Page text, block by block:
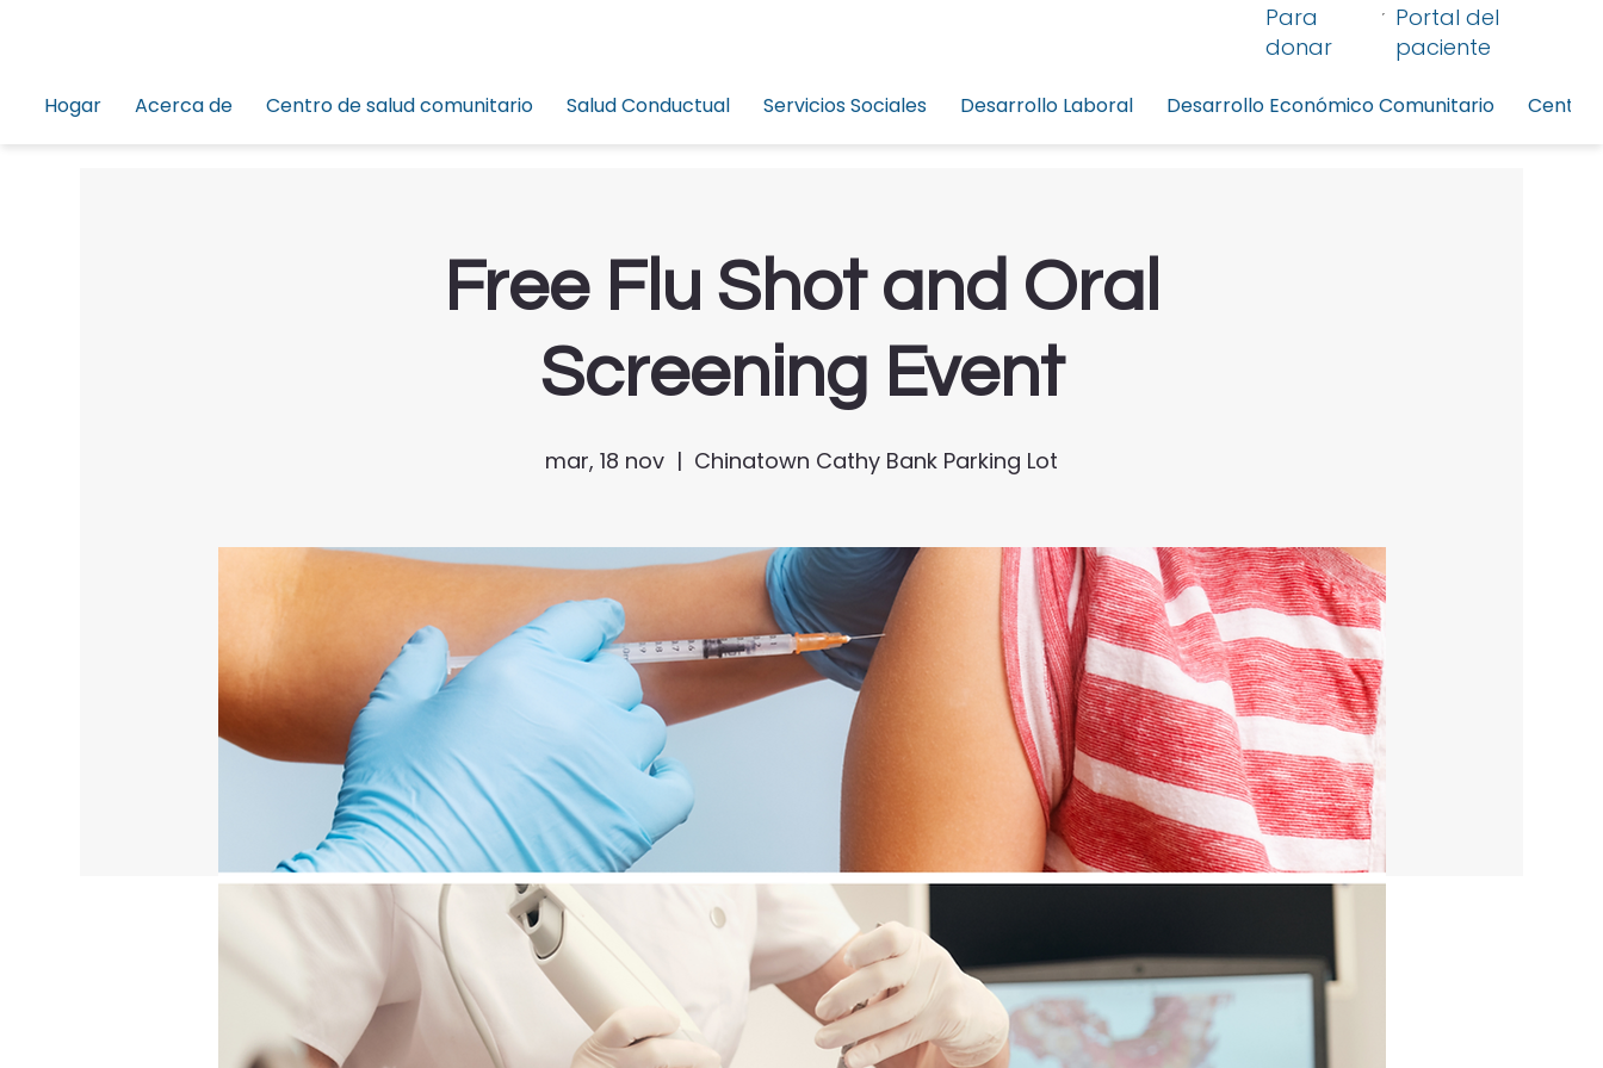
Hogar Acerca de Centro de salud comunitario Salud Conductual Servicios Sociales Desarrollo Laboral Desarrollo Económico Comunitario Centro
Para
donar
Portal del
paciente
Free Flu Shot and Oral
Screening Event
mar, 18 nov
  |
Chinatown Cathy Bank Parking Lot